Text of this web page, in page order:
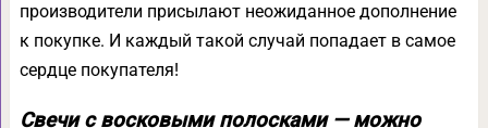
производители присылают неожиданное дополнение
к покупке. И каждый такой случай попадает в самое
сердце покупателя!
Свечи с восковыми полосками — можно